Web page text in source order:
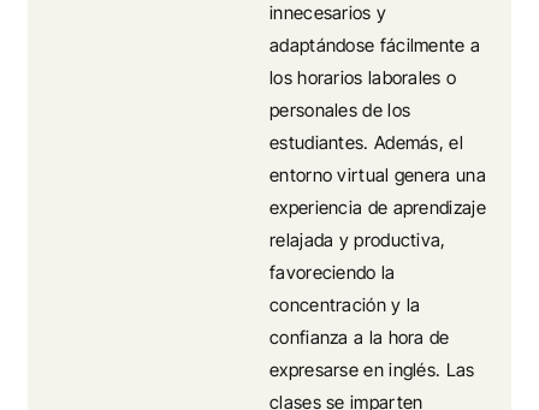
innecesarios y
adaptándose fácilmente a
los horarios laborales o
personales de los
estudiantes. Además, el
entorno virtual genera una
experiencia de aprendizaje
relajada y productiva,
favoreciendo la
concentración y la
confianza a la hora de
expresarse en inglés. Las
clases se imparten